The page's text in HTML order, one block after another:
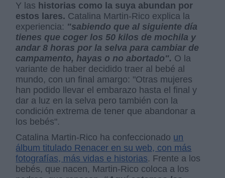
Y las historias como la suya abundan por
estos lares. Catalina Martin-Rico explica la
experiencia: "sabiendo que al siguiente día
tienes que coger los 50 kilos de mochila y
andar 8 horas por la selva para cambiar de
campamento, hayas o no abortado". O la
variante de haber decidido traer al bebé al
mundo, con un final amargo: "Otras mujeres
han podido llevar el embarazo hasta el final y
dar a luz en la selva pero también con la
condición extrema de tener que abandonar a
los bebés".
Catalina Martin-Rico ha confeccionado un
álbum titulado Renacer en su web, con más
fotografías, más vidas e historias. Frente a los
bebés, que nacen, Martin-Rico coloca a los